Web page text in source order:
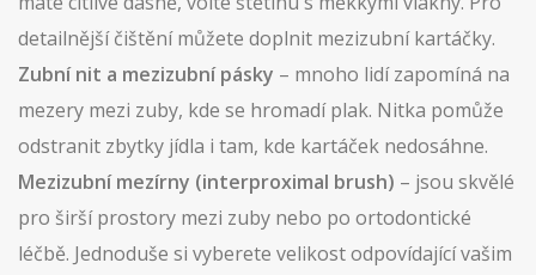
detailnější čištění můžete doplnit mezizubní kartáčky.
Zubní nit a mezizubní pásky – mnoho lidí zapomíná na
mezery mezi zuby, kde se hromadí plak. Nitka pomůže
odstranit zbytky jídla i tam, kde kartáček nedosáhne.
Mezizubní mezírny (interproximal brush) – jsou skvělé
pro širší prostory mezi zuby nebo po ortodontické
léčbě. Jednoduše si vyberete velikost odpovídající vašim